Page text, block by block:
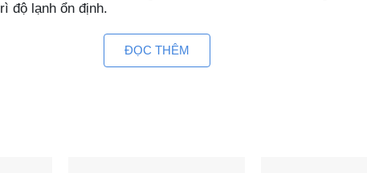
độ lạnh ổn định.
295 lít BD-400CI sẽ có thời gian làm lạnh nhanh
ĐỌC THÊM